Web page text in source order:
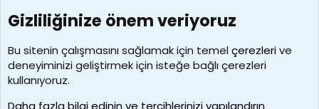
7388
Kullanıcılar
borabekirogluu
Son üye
Gizliliğinize önem veriyoruz
Bu sitenin çalışmasını sağlamak için temelçerezlerive
deneyiminizi geliştirmek için isteğe bağlı çerezleri
kullanıyoruz.
Daha fazla bilgi edinin ve tercihlerinizi yapılandırın